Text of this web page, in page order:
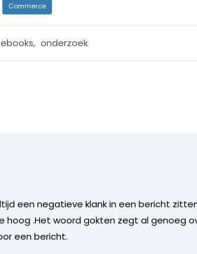
Commerce
ebooks, onderzoek
een negatieve klank in een bericht
hoog .Het woord gokten zegt al genoeg
een bericht.